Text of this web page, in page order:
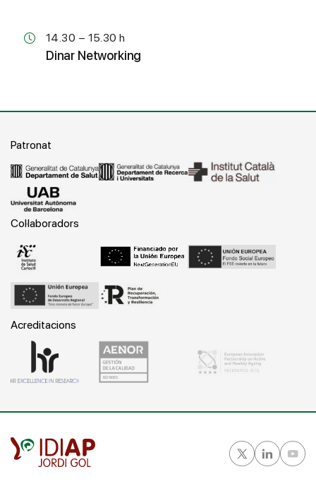
14.30 – 15.30 h
Dinar Networking
Patronat
Col·laboradors
Acreditacions